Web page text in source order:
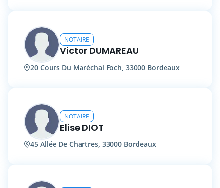
NOTAIRE
Victor DUMAREAU
20 Cours Du Maréchal Foch, 33000 Bordeaux
NOTAIRE
Elise DIOT
45 Allée De Chartres, 33000 Bordeaux